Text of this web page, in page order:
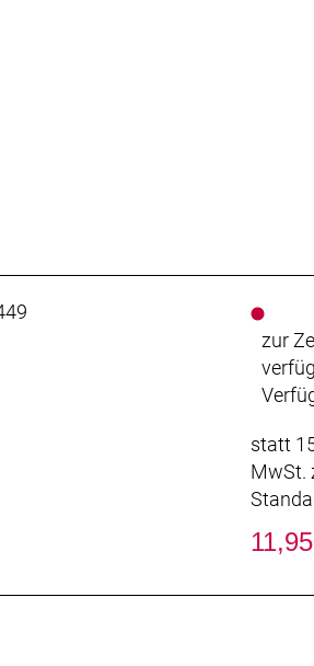
zur
statt
MwSt.